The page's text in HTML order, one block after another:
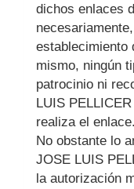
dichos enlaces
establecimiento
mismo, ningún
patrocinio ni
LUIS
realiza el enlace.
No obstante lo
JOSE LUIS
la autorización